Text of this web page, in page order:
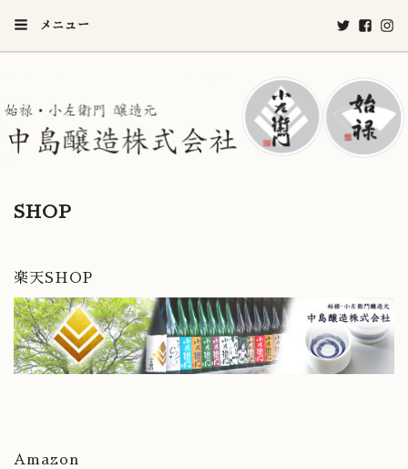
メニュー
SHOP
楽天SHOP
Amazon